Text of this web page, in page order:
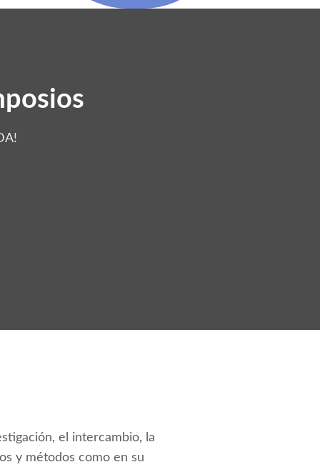
el intercambio, la
y métodos como en su